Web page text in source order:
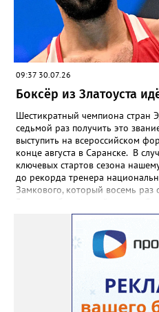
09:37 30.07.26
Боксёр из Златоуста
Шестикратный чемпиона стран
седьмой раз получить это
выступить на всероссийском
конце августа в Саранске. В
ключевых стартов сезона
до рекорда тренера
Замкового, который восемь раз
стартует в Челябинске. На ринг
сильнейшие мужчины, так и
сборной. Они разыграют 13